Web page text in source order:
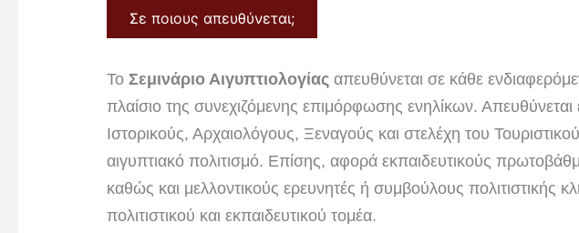
Σε ποιους απευθύνεται;
Το Σεμινάριο Αιγυπτιολογίας απευθύνεται σε κάθε
πλαίσιο της συνεχιζόμενης επιμόρφωσης ενηλίκων.
Ιστορικούς, Αρχαιολόγους, Ξεναγούς και στελέχη του
αιγυπτιακό πολιτισμό. Επίσης, αφορά εκπαιδευτικούς
καθώς και μελλοντικούς ερευνητές ή συμβούλους πολιτιστικής
πολιτιστικού και εκπαιδευτικού τομέα.